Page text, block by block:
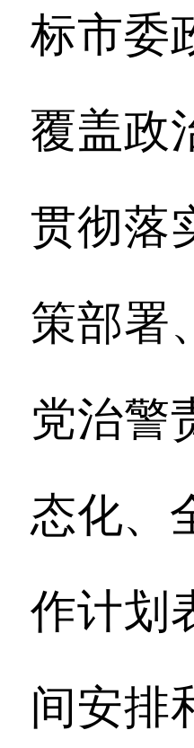
标市委
覆盖政
贯彻落
策部署
党治警
态化、
作计划
间安排